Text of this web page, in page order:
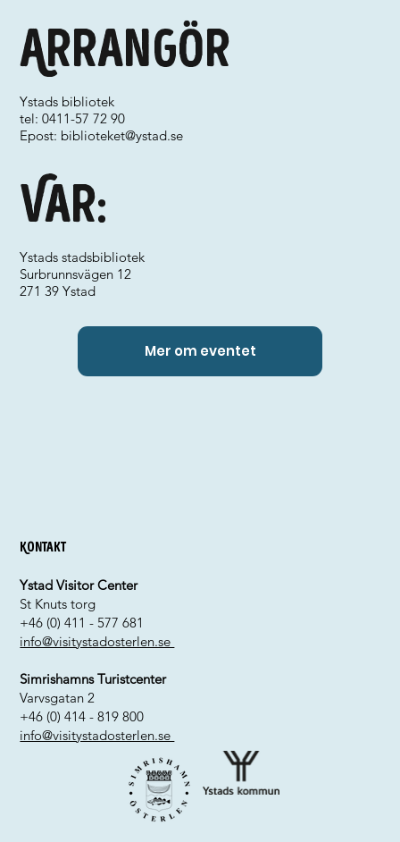
Var:
Arrangör
Ystads bibliotek
tel: 0411-57 72 90
Epost: biblioteket@ystad.se
Ystads stadsbibliotek
Surbrunnsvägen 12
271 39 Ystad
Mer om eventet
Kontakt
Ystad Visitor Center
St Knuts torg
+46 (0) 411 - 577 681
info@visitystadosterlen.se
Simrishamns Turistcenter
Varvsgatan 2
+46 (0) 414 - 819 800
info@visitystadosterlen.se